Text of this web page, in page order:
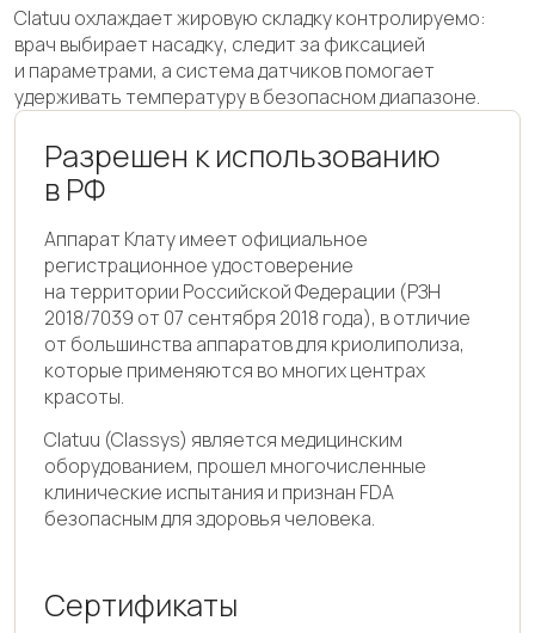
Clatuu охлаждает жировую складку контролируемо:
врач выбирает насадку, следит за фиксацией
и параметрами, а система датчиков помогает
удерживать температуру в безопасном диапазоне.
Разрешен к использованию
в РФ
Аппарат Клату имеет официальное
регистрационное удостоверение
на территории Российской Федерации (РЗН
2018/7039 от 07 сентября 2018 года), в отличие
от большинства аппаратов для криолиполиза,
которые применяются во многих центрах
красоты.
Clatuu (Classys) является медицинским
оборудованием, прошел многочисленные
клинические испытания и признан FDA
безопасным для здоровья человека.
Сертификаты